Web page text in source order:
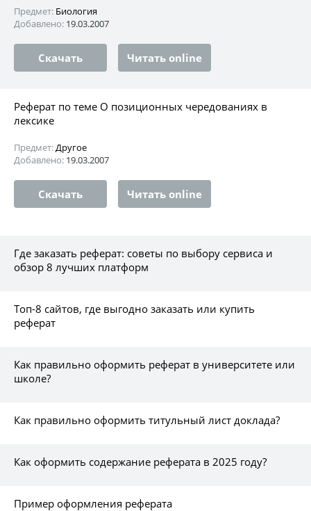
Предмет: Биология
Добавлено: 19.03.2007
Скачать Читать online
Реферат по теме О позиционных чередованиях в
лексике
Предмет:Другое
Добавлено: 19.03.2007
Скачать Читать online
Где заказать реферат: советы по выбору сервиса и
обзор 8 лучших платформ
Топ-8 сайтов, где выгодно заказать или купить
реферат
Как правильно оформить реферат в университете или
школе?
Как правильно оформить титульный лист доклада?
Как оформить содержание реферата в 2025 году?
Пример оформления реферата